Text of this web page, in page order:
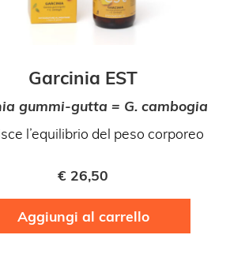
Garcinia EST
gummi-gutta = G. cambogia
l’equilibrio del peso corporeo
€ 26,50
Aggiungi al carrello